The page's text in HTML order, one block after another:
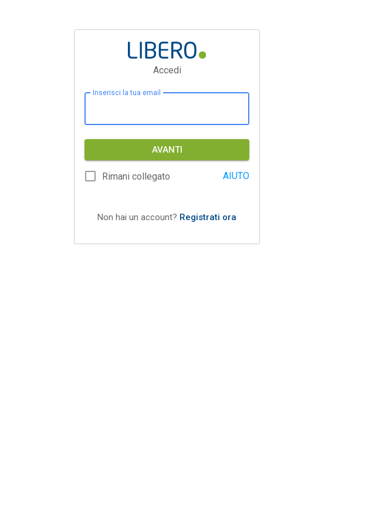
Accedi
Inserisci la tua email
AVANTI
Rimani collegato AIUTO
Non hai un account? Registrati ora